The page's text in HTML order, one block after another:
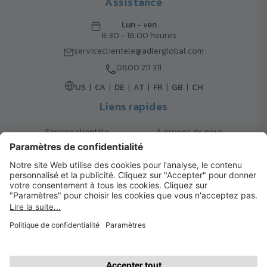
Lun - ven
8:30 - 18:00 heures
serviceclientele@adlerglobal.com
0800 211 311
US
CA DE AT FR GB CH
Liens rapides
Service clientèle
À propos de nous
Retours
Contact
FAQ
Garanties
Mode de paiement
Magazine
Mentions légales
© 2026 Cadeaux d’Affaires ADLER